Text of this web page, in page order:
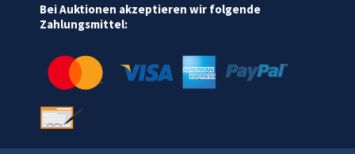
Bei Auktionen akzeptieren wir folgende
Zahlungsmittel: